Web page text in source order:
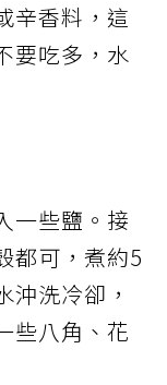
辛香料，這
要吃多，水
一些鹽。接
都可，煮約5
沖洗冷卻，
些八角、花